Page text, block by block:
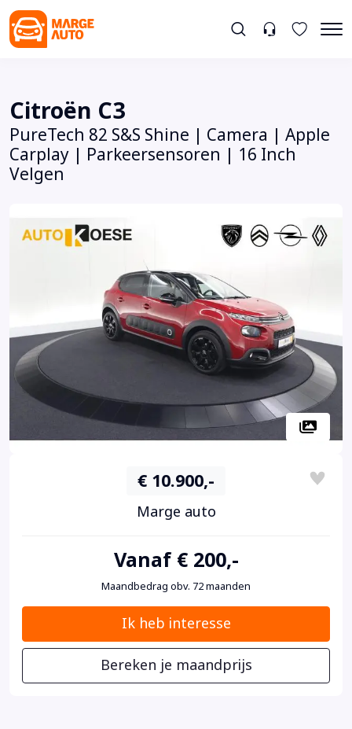
Citroën C3
PureTech 82 S&S Shine | Camera | Apple
Carplay | Parkeersensoren | 16 Inch
Velgen
€ 10.900,-
Marge auto
Vanaf € 200,-
Maandbedrag obv. 72 maanden
Ik heb interesse
Bereken je maandprijs